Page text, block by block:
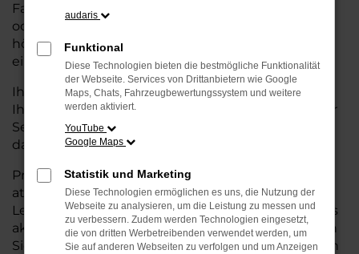
Fahrzeug möchte. Egal, ob für den Stadtverkehr
oder längere Fahrten – der ID.7 bietet Ihnen
höchsten Fahrkomfort, innovative Features und
eine herausragende Wirtschaftlichkeit.
Ihr VW Autohaus in der Nähe von Weyhe steht
Ihnen mit einer breiten Auswahl an Neuwagen zur
Seite und bietet Ihnen umfassende
damit Sie das für Sie passende Fahrzeug finden.
Profitieren Sie von zusätzlichen Services wie
attraktiven Finanzierungsmöglichkeiten,
Leasingangeboten und der Inzahlungnahme Ihres
aktuellen Fahrzeugs. Besuchen Sie uns und lassen
Sie sich von unseren Experten beraten – wir freuen
audaris
Funktional
Diese Technologien bieten die bestmögliche Funktionalität
der Webseite. Services von Drittanbietern wie Google
Maps, Chats, Fahrzeugbewertungssystem und weitere
werden aktiviert.
YouTube
Google Maps
Statistik und Marketing
Diese Technologien ermöglichen es uns, die Nutzung der
Webseite zu analysieren, um die Leistung zu messen und
zu verbessern. Zudem werden Technologien eingesetzt,
die von dritten Werbetreibenden verwendet werden, um
Sie auf anderen Webseiten zu verfolgen und um Anzeigen